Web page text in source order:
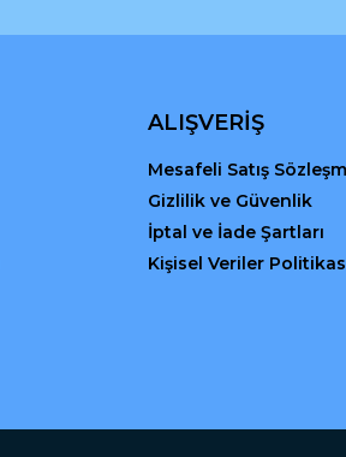
ALIŞVERİŞ
Mesafeli Satış
Gizlilik ve Güvenlik
İptal ve İade Şartları
Kişisel Veriler